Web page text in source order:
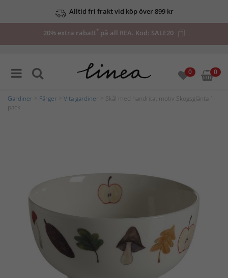
Alltid fri frakt vid köp över 899 kr
20% extra rabatt*på all REA. Kod: SALE20
0 0
Gardiner Färger Vita gardiner > Skål med handritat motiv Skogsglänta 1-
pack